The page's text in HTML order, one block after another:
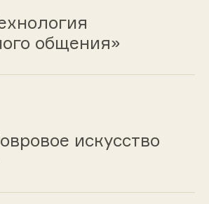
общения»
искусство